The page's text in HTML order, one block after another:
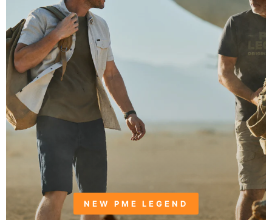
NEW PME LEGEND